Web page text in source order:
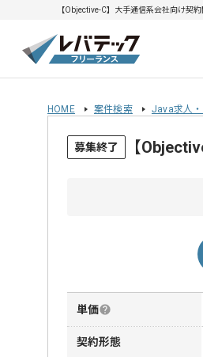
【Objective-C】大手通信系会社向け契
HOME 案件検索 Java求人
募集終了 【
単価
契約形態